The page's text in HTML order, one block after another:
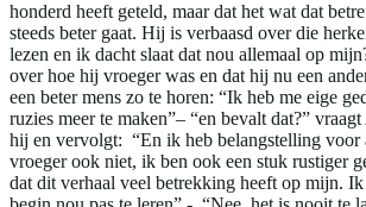
honderd heeft geteld, maar dat het wat dat
steeds beter gaat. Hij is verbaasd over die
lezen en ik dacht slaat dat nou allemaal op
over hoe hij vroeger was en dat hij nu een
een beter mens zo te horen: “Ik heb me eige
ruzies meer te maken”– “en bevalt dat?”
hij en vervolgt: “En ik heb belangstelling voor
vroeger ook niet, ik ben ook een stuk rustiger
dat dit verhaal veel betrekking heeft op mijn.